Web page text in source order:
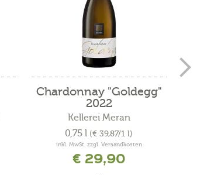
Chardonnay "Goldegg"
2022
Kellerei Meran
0,75 l (€ 39,87/1 l)
inkl. MwSt. zzgl. Versandkosten
€ 29,90